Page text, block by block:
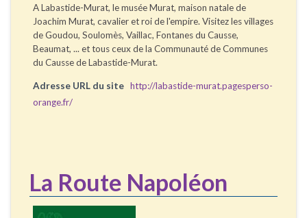
A Labastide-Murat, le musée Murat, maison natale de
Joachim Murat, cavalier et roi de l'empire. Visitez les villages
de Goudou, Soulomès, Vaillac, Fontanes du Causse,
Beaumat, ... et tous ceux de la Communauté de Communes
du Causse de Labastide-Murat.
Adresse URL du site http://labastide-murat.pagesperso-
orange.fr/
La Route Napoléon